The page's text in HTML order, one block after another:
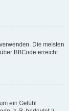
Die meisten
BBCode erreicht
ein Gefühl